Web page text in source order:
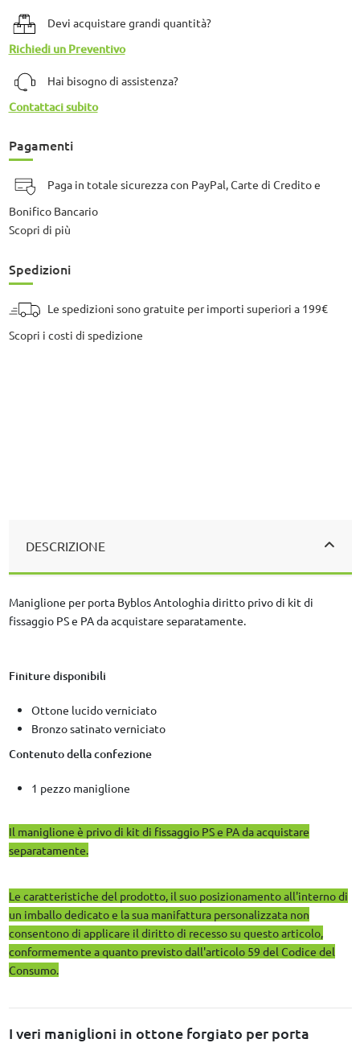
Devi acquistare grandi quantità?
Richiedi un Preventivo
Hai bisogno di assistenza?
Contattaci subito
Pagamenti
Paga in totale sicurezza con PayPal, Carte di Credito e
Bonifico Bancario
Scopri di più
Spedizioni
Le spedizioni sono gratuite per importi superiori a 199€
Scopri i costi di spedizione
DESCRIZIONE
Maniglione per porta Byblos Antologhia diritto privo di kit di
fissaggio PS e PA da acquistare separatamente.
Finiture disponibili
Ottone lucido verniciato
Bronzo satinato verniciato
Contenuto della confezione
1 pezzo maniglione
Il maniglione è privo di kit di fissaggio PS e PA da acquistare
separatamente.
Le caratteristiche del prodotto, il suo posizionamento all'interno di
un imballo dedicato e la sua manifattura personalizzata non
consentono di applicare il diritto di recesso su questo articolo,
conformemente a quanto previsto dall'articolo 59 del Codice del
Consumo.
I veri maniglioni in ottone forgiato per porta